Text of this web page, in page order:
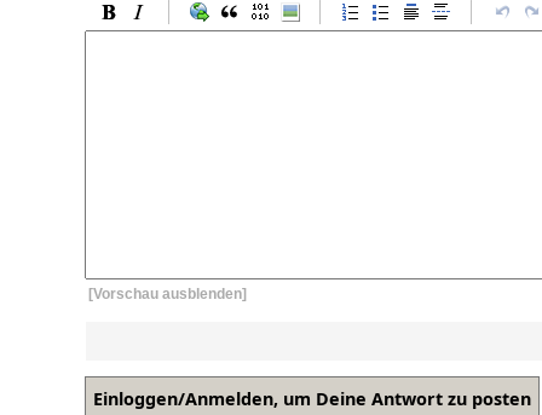
[Vorschau ausblenden]